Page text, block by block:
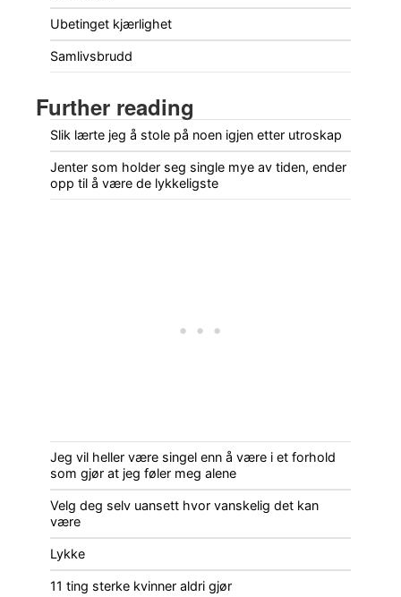
Ubetinget kjærlighet
Samlivsbrudd
Further reading
Slik lærte jeg å stole på noen igjen etter utroskap
Jenter som holder seg single mye av tiden, ender
opp til å være de lykkeligste
Jeg vil heller være singel enn å være i et forhold
som gjør at jeg føler meg alene
Velg deg selv uansett hvor vanskelig det kan
være
Lykke
11 ting sterke kvinner aldri gjør